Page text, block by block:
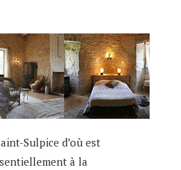
Sulpice d’où est
à la